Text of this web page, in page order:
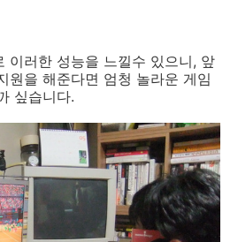
이러한 성능을 느낄수 있으니, 앞
원을 해준다면 엄청 놀라운 게임
싶습니다.